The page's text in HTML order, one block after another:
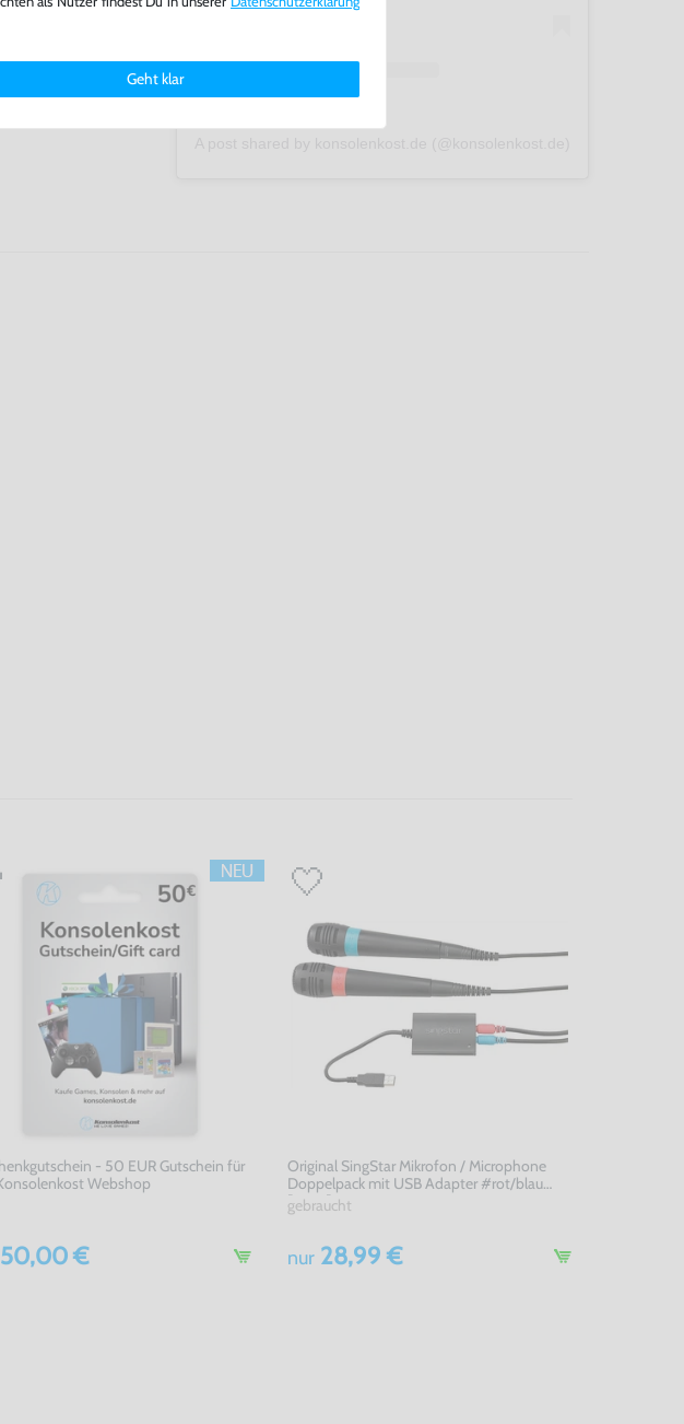
- 50 EUR Gutschein für
Webshop
50,00 €
Original SingStar Mikrofon / Microphone
Doppelpack mit USB Adapter #rot/blau
[Sony]
gebraucht
nur28,99 €
Geht klar